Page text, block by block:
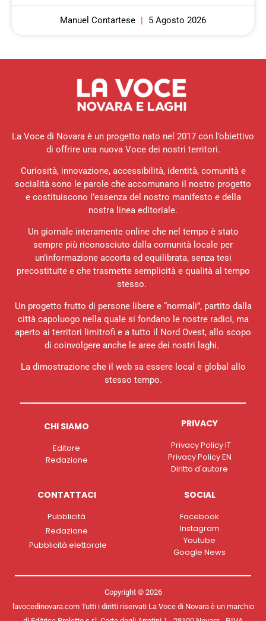
Manuel Contartese 5 Agosto 2026
La Voce di Novara è un progetto nato nel 2017 con l’obiettivo
di offrire una nuova Voce dei nostri territori.
Curiosità, innovazione, accessibilità, identità, comunità e
socialità sono le parole che accomunano il nostro progetto
e costituiscono l’essenza del nostro manifesto e della
nostra linea editoriale.
Un giornale interamente online che nel tempo è stato
sempre più riconosciuto dalla comunità locale per
un’informazione accorta ed equilibrata, senza tesi
precostituite e che trasmette semplicità e qualità al tempo
stesso.
Un progetto frutto di persone libere e “normali”, partito dalla
città capoluogo nella quale si fondano le nostre radici, ma
aperto ai territori limitrofi e a tutto il Nord Ovest, allo scopo
di coinvolgere anche le aree dei nostri laghi.
La dimostrazione che il web sa essere local e global allo
stesso tempo.
CHI SIAMO
Editore
Redazione
PRIVACY
Privacy Policy IT
Privacy Policy EN
Diritto d'autore
CONTATTACI
Pubblicità
Redazione
Pubblicità elettorale
SOCIAL
Facebook
Instagram
Youtube
Google News
Copyright © 2026
lavocedinovara.com Tutti i diritti riservati La Voce di Novara è un marchio